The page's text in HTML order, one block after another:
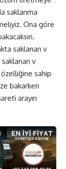
saklanma
Ona göre
saklanan v
v
sahip
bakarken
arayın